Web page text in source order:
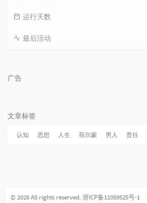
运行天数
最后活动
广告
文章标签
认知 思想 人生 荷尔蒙 男人 责任
© 2026 All rights reserved.浙ICP备11059525号-1